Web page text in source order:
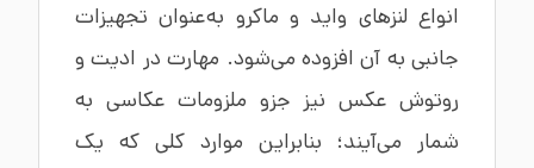
انواع لنزهای واید و ماکرو به‌عنوان تجهیزات
جانبی به آن افزوده می‌شود. مهارت در ادیت و
روتوش عکس نیز جزو ملزومات عکاسی به
شمار می‌آیند؛ بنابراین موارد کلی که یک